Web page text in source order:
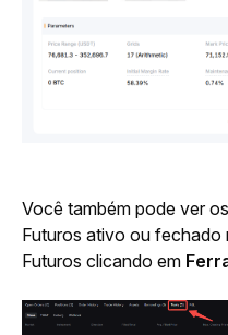
Você também pode ver
Futuros ativo ou fechado
Futuros clicando em